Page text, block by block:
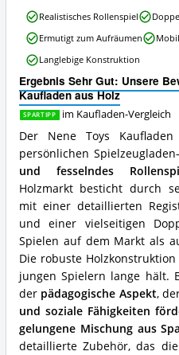
Ergebnis Sehr Gut: Unsere
Kaufladen aus Holz
SPARTIPP im Kaufladen-Vergleich
Der Nene Toys
persönlichen
und fesselndes
Holzmarkt besticht durch
mit einer detaillierten
und einer vielseitigen
Spielen auf dem Markt als
Die robuste
jungen Spielern lange hält.
der pädagogische Aspekt,
und soziale Fähigkeiten
gelungene Mischung aus
detaillierte Zubehör, das die
Nene
Toys
Kaufladen
aus
Holz
Vorteile:
Was
spricht
für
diesen
Kaufladen?
Realistisches Rollenspiel
Ermutigt zum Aufräumen
Langlebige Konstruktion